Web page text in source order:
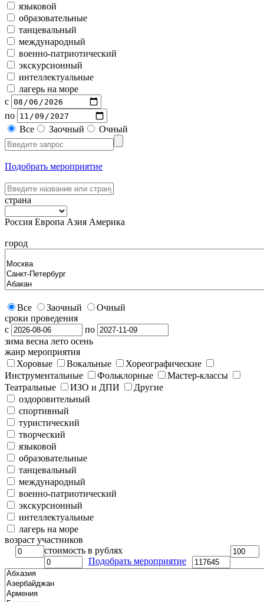
языковой
образовательные
танцевальный
международный
военно-патриотический
экскурсионный
интеллектуальные
лагерь на море
с
по
Все
Заочный Очный
Подобрать мероприятие
страна
Россия Европа Азия Америка
город
Все Заочный
Очный
сроки проведения
с
по
зима весна лето осень
жанр мероприятия
Хоровые
Вокальные
Хореографические
Инструментальные
Фольклорные
Мастер-классы
Театральные
ИЗО и ДПИ
Другие
оздоровительный
спортивный
туристический
творческий
языковой
образовательные
танцевальный
международный
военно-патриотический
экскурсионный
интеллектуальные
лагерь на море
возраст участников
стоимость в рублях
Подобрать мероприятие